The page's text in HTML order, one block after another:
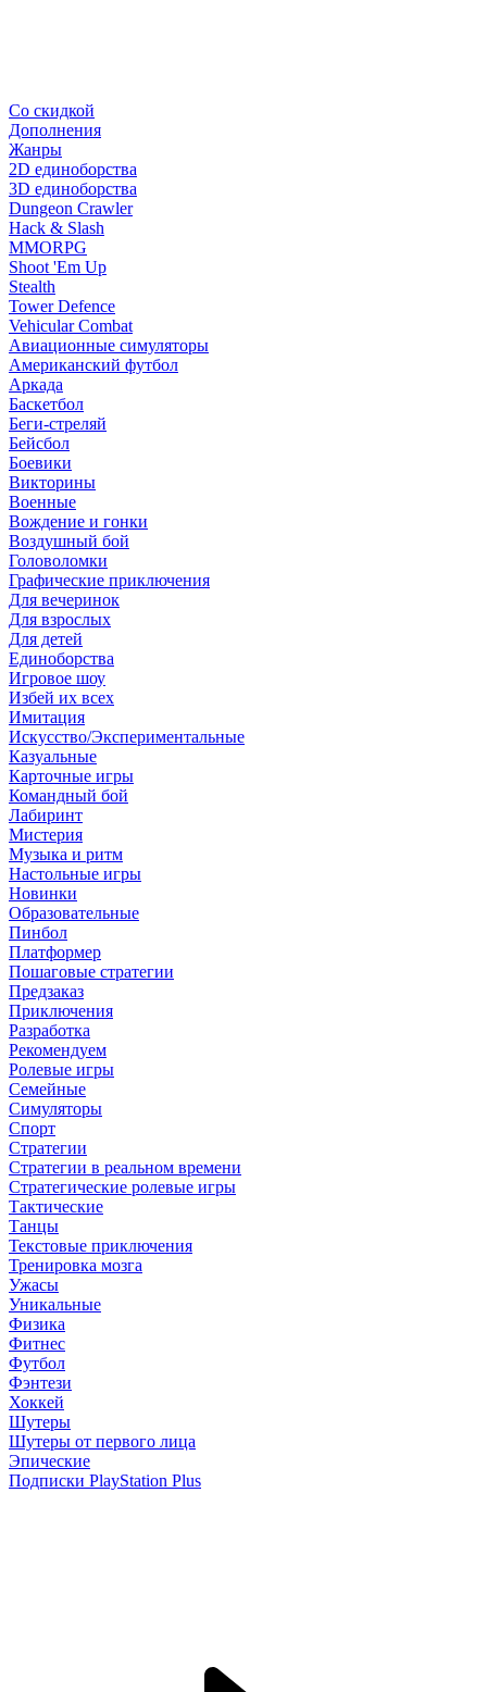
Со скидкой
Дополнения
Жанры
2D единоборства
3D единоборства
Dungeon Crawler
Hack & Slash
MMORPG
Shoot 'Em Up
Stealth
Tower Defence
Vehicular Combat
Авиационные симуляторы
Американский футбол
Аркада
Баскетбол
Беги-стреляй
Бейсбол
Боевики
Викторины
Военные
Вождение и гонки
Воздушный бой
Головоломки
Графические приключения
Для вечеринок
Для взрослых
Для детей
Единоборства
Игровое шоу
Избей их всех
Имитация
Искусство/Экспериментальные
Казуальные
Карточные игры
Командный бой
Лабиринт
Мистерия
Музыка и ритм
Настольные игры
Новинки
Образовательные
Пинбол
Платформер
Пошаговые стратегии
Предзаказ
Приключения
Разработка
Рекомендуем
Ролевые игры
Семейные
Симуляторы
Спорт
Стратегии
Стратегии в реальном времени
Стратегические ролевые игры
Тактические
Танцы
Текстовые приключения
Тренировка мозга
Ужасы
Уникальные
Физика
Фитнес
Футбол
Фэнтези
Хоккей
Шутеры
Шутеры от первого лица
Эпические
Подписки PlayStation Plus